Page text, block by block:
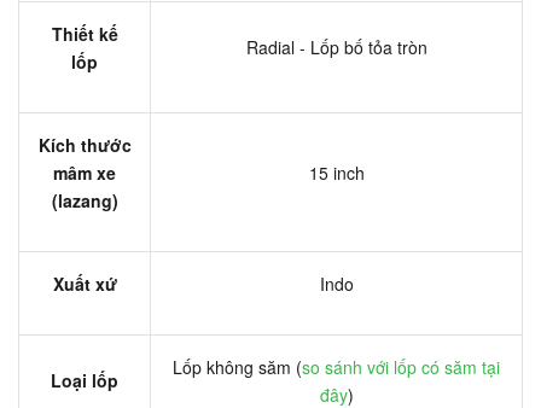
Thiết kế
lốp
Radial - Lốp bố tỏa tròn
Kích thước
mâm xe
(lazang)
15 inch
Xuất xứ Indo
Loại lốp
Lốp không săm (so sánh với lốp có săm tại
đây)